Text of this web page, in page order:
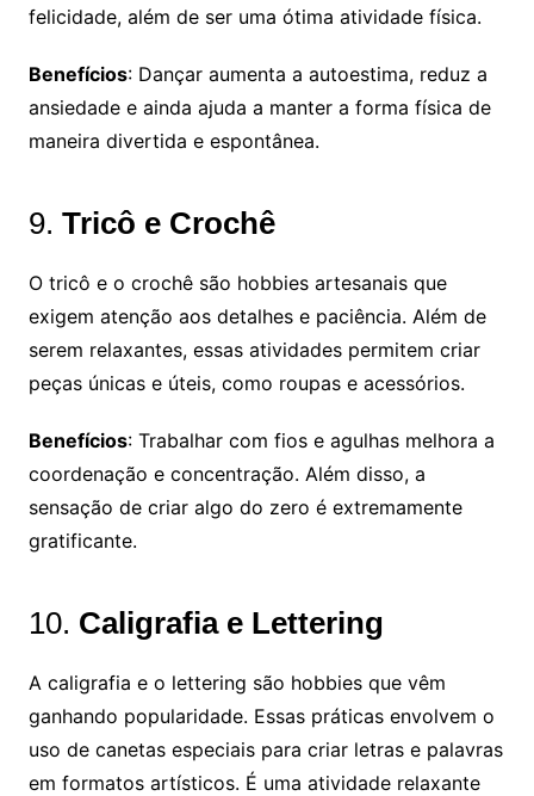
felicidade, além de ser uma ótima atividade física.
Benefícios: Dançar aumenta a autoestima, reduz a
ansiedade e ainda ajuda a manter a forma física de
maneira divertida e espontânea.
9. Tricô e Crochê
O tricô e o crochê são hobbies artesanais que
exigem atenção aos detalhes e paciência. Além de
serem relaxantes, essas atividades permitem criar
peças únicas e úteis, como roupas e acessórios.
Benefícios: Trabalhar com fios e agulhas melhora a
coordenação e concentração. Além disso, a
sensação de criar algo do zero é extremamente
gratificante.
10. Caligrafia e Lettering
A caligrafia e o lettering são hobbies que vêm
ganhando popularidade. Essas práticas envolvem o
uso de canetas especiais para criar letras e palavras
em formatos artísticos. É uma atividade relaxante